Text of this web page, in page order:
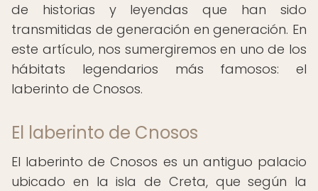
de historias y leyendas que han sido
transmitidas de generación en generación. En
este artículo, nos sumergiremos en uno de los
hábitats legendarios más famosos: el
laberinto de Cnosos.
El laberinto de Cnosos
El laberinto de Cnosos es un antiguo palacio
ubicado en la isla de Creta, que según la